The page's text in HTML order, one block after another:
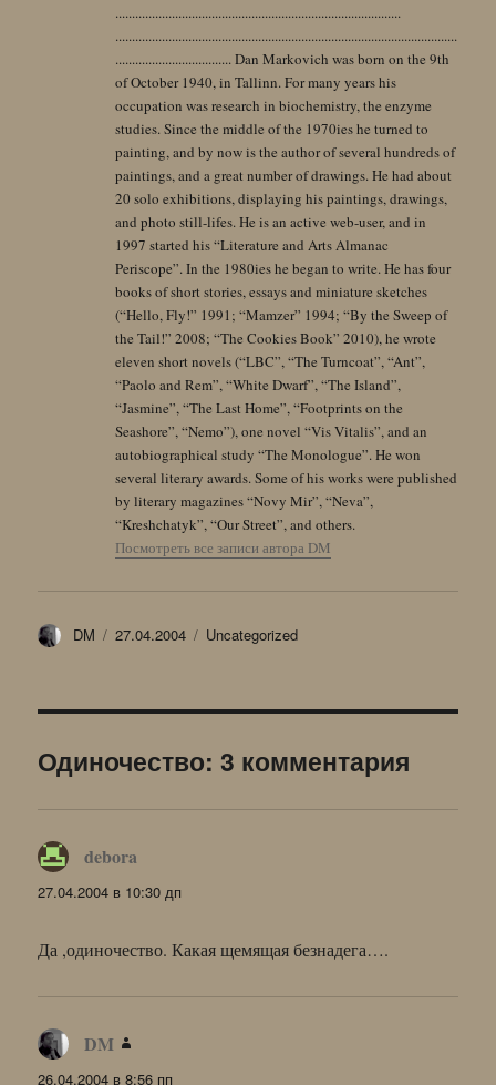
......................................................................................
.......................................................................................................
................................... Dan Markovich was born on the 9th
of October 1940, in Tallinn. For many years his
occupation was research in biochemistry, the enzyme
studies. Since the middle of the 1970ies he turned to
painting, and by now is the author of several hundreds of
paintings, and a great number of drawings. He had about
20 solo exhibitions, displaying his paintings, drawings,
and photo still-lifes. He is an active web-user, and in
1997 started his “Literature and Arts Almanac
Periscope”. In the 1980ies he began to write. He has four
books of short stories, essays and miniature sketches
(“Hello, Fly!” 1991; “Mamzer” 1994; “By the Sweep of
the Tail!” 2008; “The Cookies Book” 2010), he wrote
eleven short novels (“LBC”, “The Turncoat”, “Ant”,
“Paolo and Rem”, “White Dwarf”, “The Island”,
“Jasmine”, “The Last Home”, “Footprints on the
Seashore”, “Nemo”), one novel “Vis Vitalis”, and an
autobiographical study “The Monologue”. He won
several literary awards. Some of his works were published
by literary magazines “Novy Mir”, “Neva”,
“Kreshchatyk”, “Our Street”, and others.
Посмотреть все записи автора DM
Автор
DM Опубликовано
27.04.2004 Рубрики
Uncategorized
Одиночество: 3 комментария
debora
27.04.2004 в 10:30 дп
Да ,одиночество. Какая щемящая безнадега….
DM
26.04.2004 в 8:56 пп